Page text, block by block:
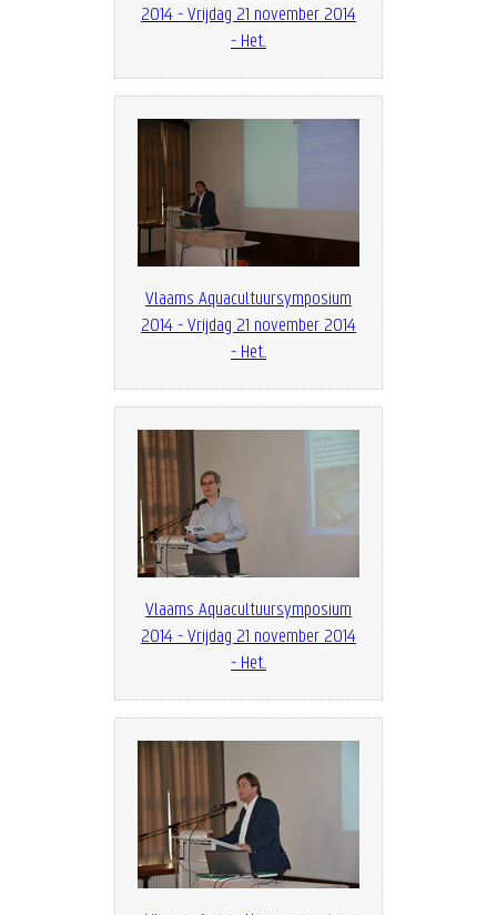
2014 - Vrijdag 21 november 2014
- Het...
Vlaams Aquacultuursymposium
2014 - Vrijdag 21 november 2014
- Het...
Vlaams Aquacultuursymposium
2014 - Vrijdag 21 november 2014
- Het...